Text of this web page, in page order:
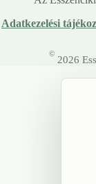
Adatkezelési
© 2026